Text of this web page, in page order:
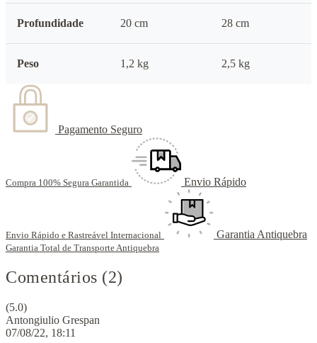
Profundidade 20 cm 28 cm
Peso 1,2 kg 2,5 kg
Pagamento Seguro
Compra 100% Segura Garantida Envio Rápido
Envio Rápido e Rastreável Internacional Garantia Antiquebra
Garantia Total de Transporte Antiquebra
Comentários (2)
(5.0)
Antongiulio Grespan
07/08/22, 18:11